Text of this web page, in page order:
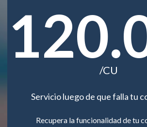
/CU
Servicio luego de que falla tu
Recupera la funcionalidad de tu